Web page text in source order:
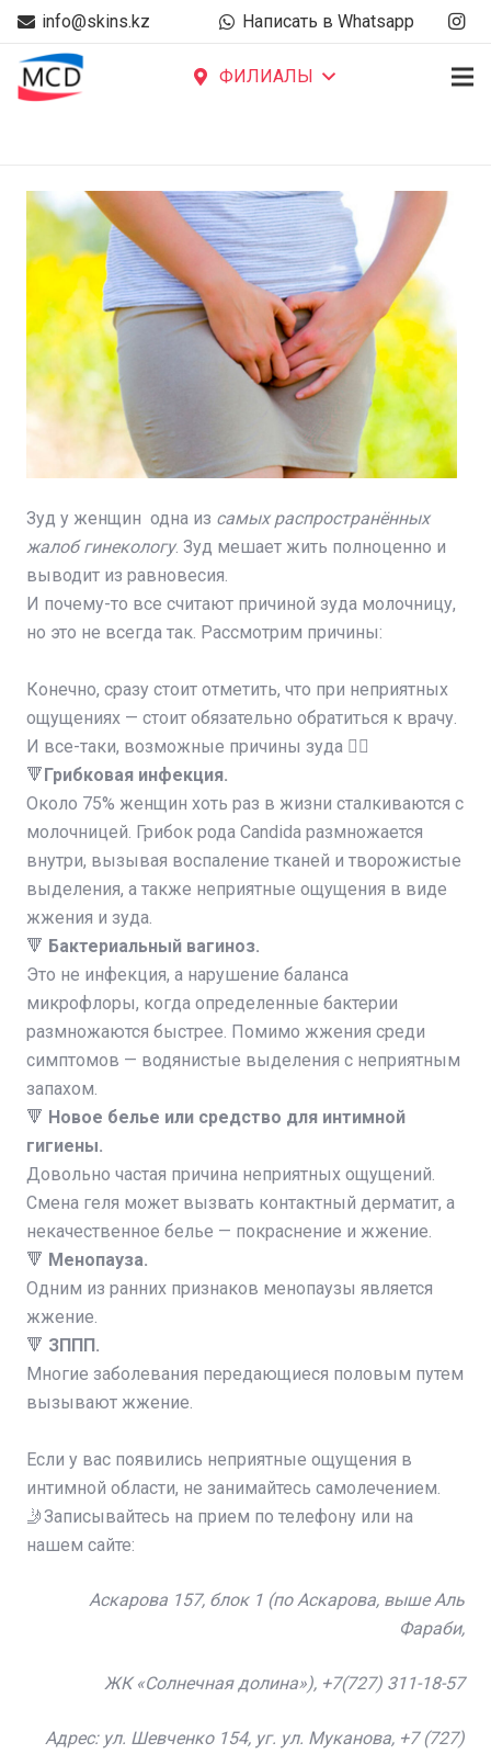
info@skins.kz Написать в Whatsapp
ФИЛИАЛЫ
Зуд у женщин одна из самых распространённых
жалоб гинекологу. Зуд мешает жить полноценно и
выводит из равновесия.
И почему-то все считают причиной зуда молочницу,
но это не всегда так. Рассмотрим причины:
Конечно, сразу стоит отметить, что при неприятных
ощущениях — стоит обязательно обратиться к врачу.
И все-таки, возможные причины зуда 👇🏻
🔻Грибковая инфекция.
Около 75% женщин хоть раз в жизни сталкиваются с
молочницей. Грибок рода Candida размножается
внутри, вызывая воспаление тканей и творожистые
выделения, а также неприятные ощущения в виде
жжения и зуда.
🔻 Бактериальный вагиноз.
Это не инфекция, а нарушение баланса
микрофлоры, когда определенные бактерии
размножаются быстрее. Помимо жжения среди
симптомов — водянистые выделения с неприятным
запахом.
🔻 Новое белье или средство для интимной
гигиены.
Довольно частая причина неприятных ощущений.
Смена геля может вызвать контактный дерматит, а
некачественное белье — покраснение и жжение.
🔻 Менопауза.
Одним из ранних признаков менопаузы является
жжение.
🔻 ЗППП.
Многие заболевания передающиеся половым путем
вызывают жжение.
Если у вас появились неприятные ощущения в
интимной области, не занимайтесь самолечением.
🤳Записывайтесь на прием по телефону или на
нашем сайте:
Аскарова 157, блок 1 (по Аскарова, выше Аль
Фараби,
ЖК «Солнечная долина»), +7(727) 311-18-57
Адрес: ул. Шевченко 154, уг. ул. Муканова, +7 (727)